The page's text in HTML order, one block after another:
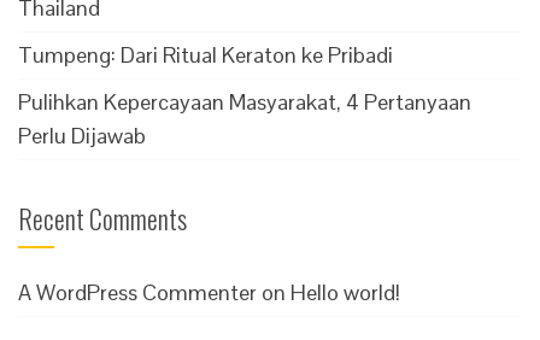
Thailand
Tumpeng: Dari Ritual Keraton ke Pribadi
Pulihkan Kepercayaan Masyarakat, 4 Pertanyaan
Perlu Dijawab
Recent Comments
A WordPress Commenter on Hello world!